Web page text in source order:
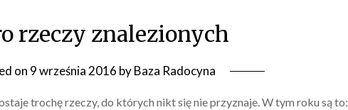
rzeczy znalezionych
on 9 września 2016 byBaza Radocyna
trochę rzeczy, do których nikt się nie przyznaje. W tym roku są to: